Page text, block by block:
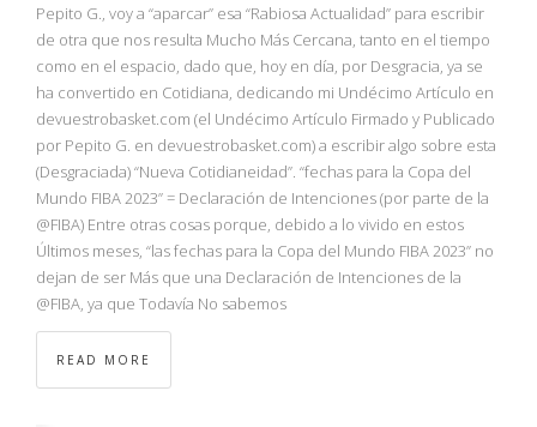
MULTIMEDIA
Pepito G., voy a “aparcar” esa “Rabiosa Actualidad” para escribir
de otra que nos resulta Mucho Más Cercana, tanto en el tiempo
como en el espacio, dado que, hoy en día, por Desgracia, ya se
ha convertido en Cotidiana, dedicando mi Undécimo Artículo en
devuestrobasket.com (el Undécimo Artículo Firmado y Publicado
por Pepito G. en devuestrobasket.com) a escribir algo sobre esta
(Desgraciada) “Nueva Cotidianeidad”. “fechas para la Copa del
Mundo FIBA 2023” = Declaración de Intenciones (por parte de la
@FIBA) Entre otras cosas porque, debido a lo vivido en estos
Últimos meses, “las fechas para la Copa del Mundo FIBA 2023” no
dejan de ser Más que una Declaración de Intenciones de la
@FIBA, ya que Todavía No sabemos
READ MORE